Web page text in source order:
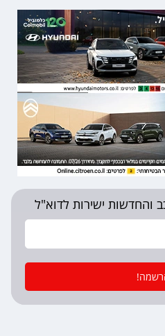
והחדשות ישירות לדוא"ל